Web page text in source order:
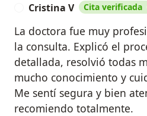
Cristina V Cita verificada
La doctora fue muy
la consulta. Explicó el
detallada, resolvió todas
mucho conocimiento y
Me sentí segura y bien
recomiendo totalmente.